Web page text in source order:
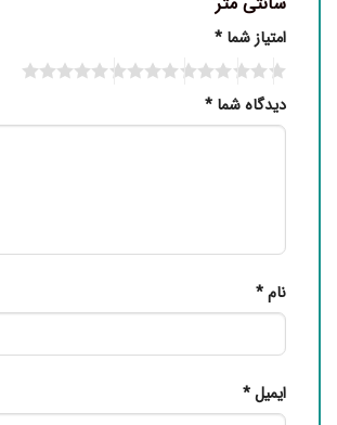
امتیاز شما *
دیدگاه شما *
نام*
ایمیل*